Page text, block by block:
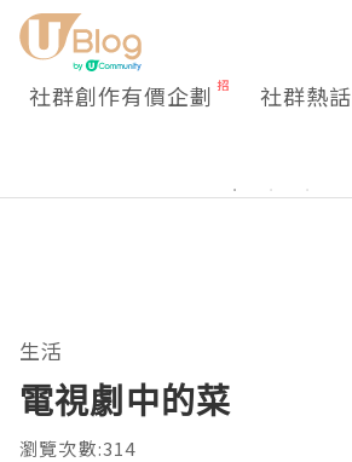
社群創作有價企劃 社群熱話
生活
電視劇中的菜
瀏覽次數:314